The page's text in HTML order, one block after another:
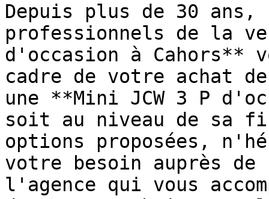
Depuis plus de 30 ans,
professionnels de la
d'occasion à Cahors**
cadre de votre achat
une **Mini JCW 3 P
soit au niveau de sa
options proposées,
votre besoin auprès de
l'agence qui vous